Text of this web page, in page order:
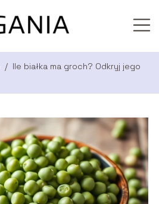
/ Ile białka ma groch? Odkryj jego